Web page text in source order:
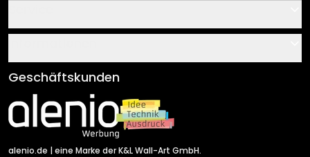
Über uns
Klebe- und Montageanleitungen
Newsletter An-/Abmeldung
Sendungsverfolgung
AGB
Impressum
Versand & Zahlung
Rücksendung
Geschäftskunden
alenio.de | eine Marke der K&L Wall-Art GmbH.